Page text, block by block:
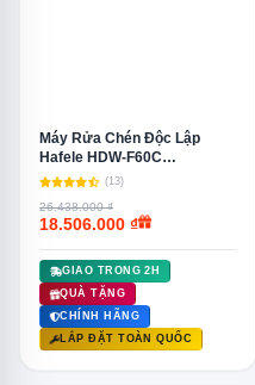
Máy Rửa Chén Độc Lập
Hafele HDW-F60C
533.23.200(13)
26.438.000 ₫
18.506.000 ₫
GIAO TRONG 2H
QUÀ TẶNG
CHÍNH HÃNG
LẮP ĐẶT TOÀN QUỐC